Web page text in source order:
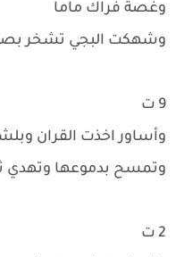
وغصة فراك ماما
وشهكت البجي تشخر
9 ت
وأساور اخذت القران
وتمسح بدموعها وتهدي
2 ت